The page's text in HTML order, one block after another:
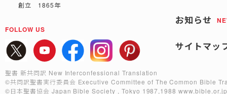
創立 1865年
FOLLOW US
お知らせ
サイトマッ
聖書 新共同訳 New Interconfessional Translation
©共同訳聖書実行委員会 Executive Committee of The Common Bible
©日本聖書協会 Japan Bible Society , Tokyo 1987,1988www.bible.or.jp